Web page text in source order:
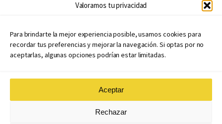
Valoramos tu privacidad
Para brindarte la mejor experiencia posible, usamos cookies para
recordar tus preferencias y mejorar la navegación. Si optas por no
aceptarlas, algunas opciones podrían estar limitadas.
Aceptar
Rechazar
Políticas de publicación
Políticas de coedición
Atribuciones